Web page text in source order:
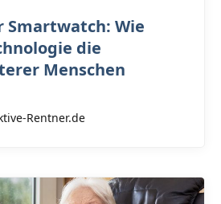
Smartwatch: Wie
die
Menschen
Rentner.de